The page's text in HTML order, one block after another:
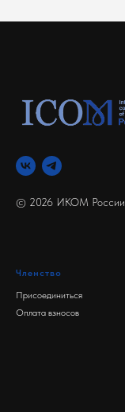
© 2026 ИКОМ России
Членство
Присоединиться
Оплата взносов